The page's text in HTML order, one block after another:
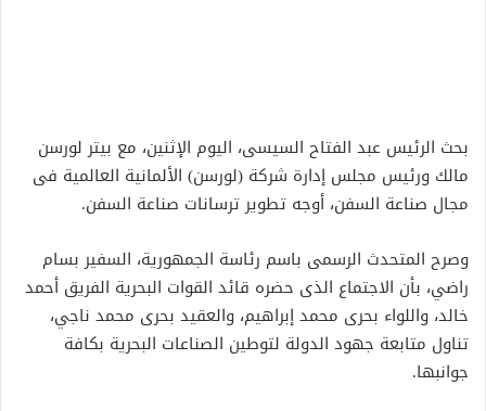
بحث الرئيس عبد الفتاح السيسى، اليوم الإثنين، مع بيتر لورسن
مالك ورئيس مجلس إدارة شركة (لورسن) الألمانية العالمية فى
مجال صناعة السفن، أوجه تطوير ترسانات صناعة السفن.
وصرح المتحدث الرسمى باسم رئاسة الجمهورية، السفير بسام
راضي، بأن الاجتماع الذى حضره قائد القوات البحرية الفريق أحمد
خالد، واللواء بحرى محمد إبراهيم، والعقيد بحرى محمد ناجي،
تناول متابعة جهود الدولة لتوطين الصناعات البحرية بكافة
جوانبها.